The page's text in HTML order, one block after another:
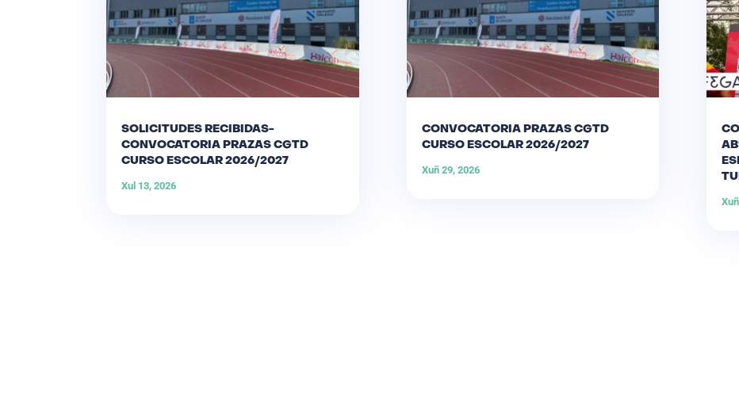
SOLICITUDES RECIBIDAS-
CONVOCATORIA PRAZAS CGTD
CURSO ESCOLAR 2026/2027
Xul 13, 2026
CONVOCATORIA PRAZAS CGTD
CURSO ESCOLAR 2026/2027
Xuñ 29, 2026